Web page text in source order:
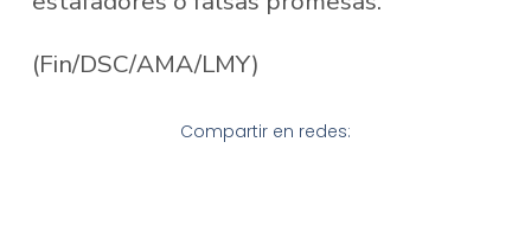
(Fin/DSC/AMA/LMY)
Compartir en redes: